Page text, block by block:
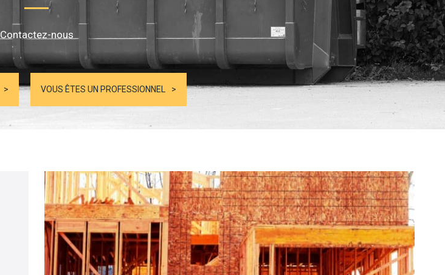
Contactez-nous
VOUS ÊTES UN PROFESSIONNEL